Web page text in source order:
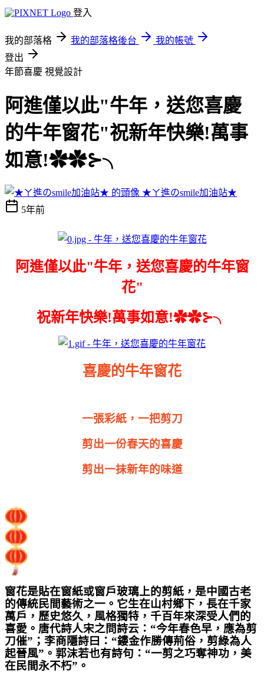
登入
我的部落格 我的部落格後台
我的帳號
登出
年節喜慶 視覺設計
阿進僅以此"牛年，送您喜慶
的牛年窗花"祝新年快樂!萬事
如意!✿✿⊱╮
★ㄚ進のsmile加油站★
5年前
阿進僅以此"牛年，送您喜慶的牛年窗
花"
祝新年快樂!萬事如意!✿✿⊱╮
喜慶的牛年窗花
一張彩紙，一把剪刀
剪出一份春天的喜慶
剪出一抹新年的味道
窗花是貼在窗紙或窗戶玻璃上的剪紙，是中國古老
的傳統民間藝術之一。它生在山村鄉下，長在千家
萬戶，歷史悠久，風格獨特，千百年來深受人們的
喜愛。唐代詩人宋之問詩云：“今年春色早，應為剪
刀催”；李商隱詩曰：“鏤金作勝傳荊俗，剪綠為人
起晉風”。郭沫若也有詩句：“一剪之巧奪神功，美
在民間永不朽”。